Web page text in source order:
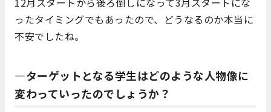
ったタイミングでもあったので、どうなるのか本当に
不安でしたね。
―ターゲットとなる学生はどのような人物像に
変わっていったのでしょうか？